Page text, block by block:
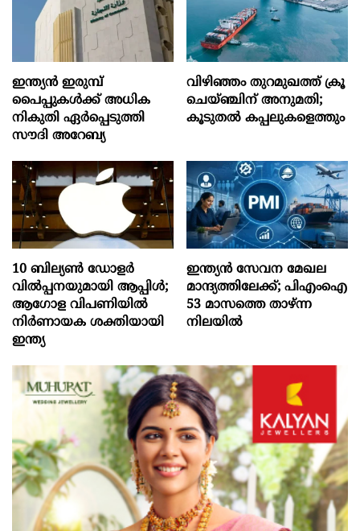
ഇന്ത്യൻ ഇരുമ്പ്
പൈപ്പുകൾക്ക് അധിക
നികുതി ഏർപ്പെടുത്തി
സൗദി അറേബ്യ
വിഴിഞ്ഞം തുറമുഖത്ത് ക്രൂ
ചെയ്ഞ്ചിന് അനുമതി;
കൂടുതൽ കപ്പലുകളെത്തും
10 ബില്യൺ ഡോളർ
വിൽപ്പനയുമായി ആപ്പിൾ;
ആഗോള വിപണിയിൽ
നിർണായക ശക്തിയായി
ഇന്ത്യ
ഇന്ത്യൻ സേവന മേഖല
മാന്ദ്യത്തിലേക്ക്; പിഎംഐ
53 മാസത്തെ താഴ്ന്ന
നിലയില്‍